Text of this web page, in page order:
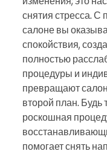
снятия стресса.
салоне вы
спокойствия,
полностью
процедуры и
превращают салон
второй план.
роскошная
помогает снять